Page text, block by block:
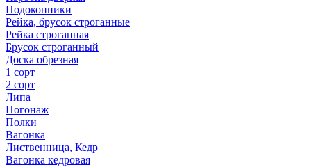
Подоконники
Рейка, брусок строганные
Рейка строганная
Брусок строганный
Доска обрезная
1 сорт
2 сорт
Липа
Погонаж
Полки
Вагонка
Лиственница, Кедр
Вагонка кедровая